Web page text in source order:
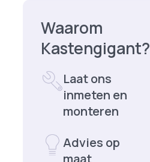
Waarom
Kastengigant?
Laat ons
inmeten en
monteren
Advies op
maat